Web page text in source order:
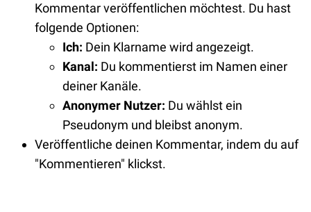
Kommentar veröffentlichen möchtest. Du hast
folgende Optionen:
Ich: Dein Klarname wird angezeigt.
Kanal: Du kommentierst im Namen einer
deiner Kanäle.
Anonymer Nutzer: Du wählst ein
Pseudonym und bleibst anonym.
Veröffentliche deinen Kommentar, indem du auf
"Kommentieren" klickst.